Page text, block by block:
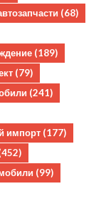
(68)
(189)
(79)
(241)
импорт (177)
(99)